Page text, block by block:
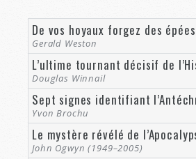
De vos hoyaux forgez des épées
Gerald Weston
L’ultime tournant décisif de
Douglas Winnail
Sept signes identifiant
Yvon Brochu
Le mystère révélé de
John Ogwyn (1949–2005)